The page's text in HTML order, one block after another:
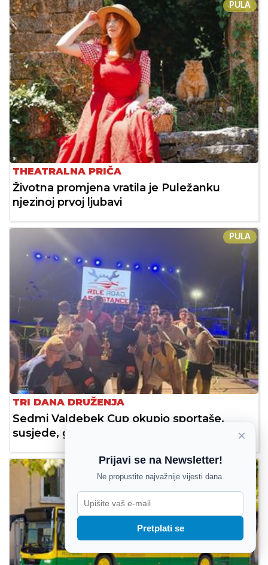
PULA
THEATRALNA PRIČA
Životna promjena vratila je Puležanku
njezinoj prvoj ljubavi
PULA
TRI DANA DRUŽENJA
Sedmi Valdebek Cup okupio sportaše,
susjede, glazbenike i ljubitelje pasa
×
Prijavi se na Newsletter!
Ne propustite najvažnije vijesti dana.
Pretplati se